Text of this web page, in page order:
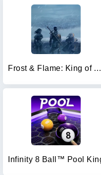
Frost & Flame: King of Avalon
Infinity 8 Ball™ Pool